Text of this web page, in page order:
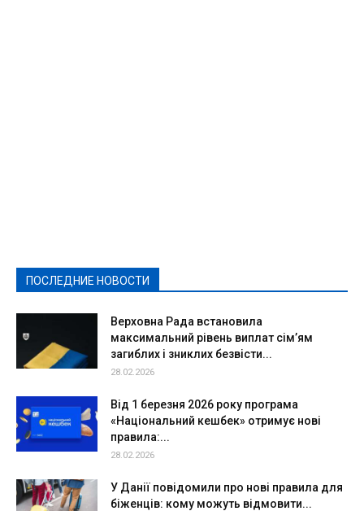
ПОСЛЕДНИЕ НОВОСТИ
Верховна Рада встановила
максимальний рівень виплат сім’ям
загиблих і зниклих безвісти...
28.02.2026
Від 1 березня 2026 року програма
«Національний кешбек» отримує нові
правила:...
28.02.2026
У Данії повідомили про нові правила для
біженців: кому можуть відмовити...